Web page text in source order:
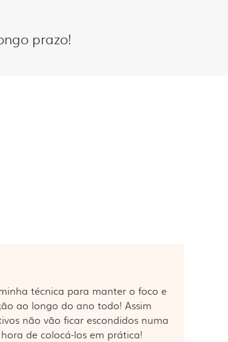
prazo!
técnica para manter o foco e
ao longo do ano todo! Assim
não vão ficar escondidos numa
de colocá-los em prática!